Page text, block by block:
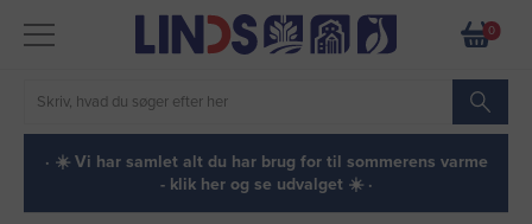
0
· ☀️ Vi har samlet alt du har brug for til sommerens varme
- klik her og se udvalget ☀️ ·